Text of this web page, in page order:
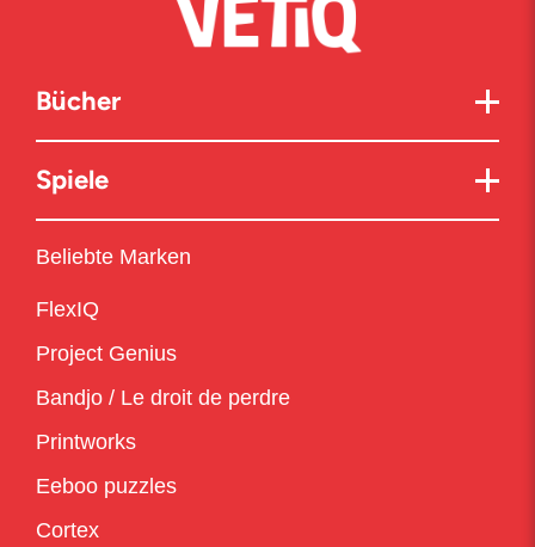
Bücher
Spiele
Beliebte Marken
FlexIQ
Project Genius
Bandjo / Le droit de perdre
Printworks
Eeboo puzzles
Cortex